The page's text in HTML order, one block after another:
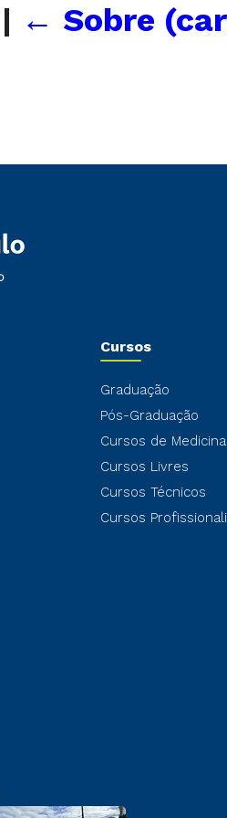
| ← Sobre
Cursos
Graduação
Pós-Graduação
Cursos de Medicina
Cursos Livres
Cursos Técnicos
Cursos